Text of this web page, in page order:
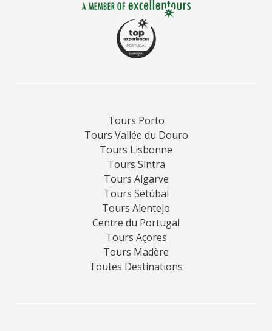
Tours Porto
Tours Vallée du Douro
Tours Lisbonne
Tours Sintra
Tours Algarve
Tours Setúbal
Tours Alentejo
Centre du Portugal
Tours Açores
Tours Madère
Toutes Destinations